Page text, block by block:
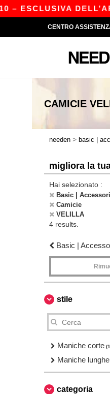
ESCLUSIVA
CENTRO
CAMICIE
needen > basic |
migliora la
Hai selezionato :
Basic | Accessori
Camicie
VELILLA
4 results.
Basic |
stile
Maniche corte
Maniche lunghe
categoria